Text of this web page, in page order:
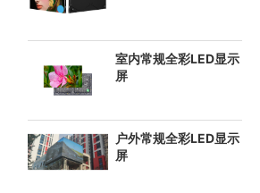
室内常规全彩LED显示
屏
户外常规全彩LED显示
屏